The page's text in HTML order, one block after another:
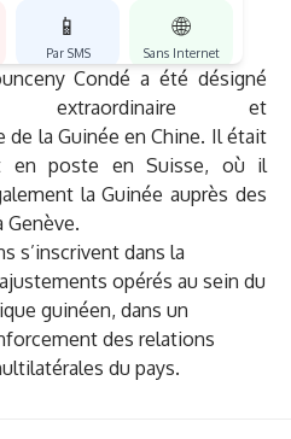
📱
Par SMS
🌐
Sans Internet
Condé a été désigné
extraordinaire et
de la Guinée en Chine. Il était
en poste en Suisse, où il
la Guinée auprès des
Genève.
s’inscrivent dans la
opérés au sein du
guinéen, dans un
des relations
du pays.